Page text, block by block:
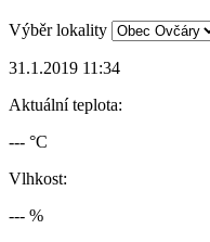
Výběr lokality
31.1.2019 11:34
Aktuální teplota:
--- °C
Vlhkost:
--- %